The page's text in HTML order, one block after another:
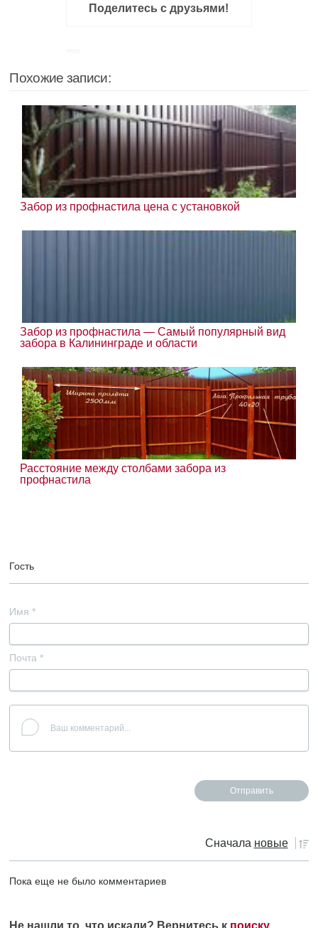
Поделитесь с друзьями!
Похожие записи:
Забор из профнастила цена с установкой
Забор из профнастила — Самый популярный вид
забора в Калининграде и области
Расстояние между столбами забора из
профнастила
Гость
Имя *
Почта *
Сначала новые
Пока еще не было комментариев
Не нашли то, что искали? Вернитесь к поиску